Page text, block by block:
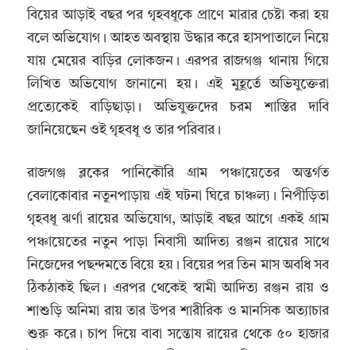
বিয়ের আড়াই বছর পর গৃহবধূকে প্রাণে মারার চেষ্টা করা হয়
বলে অভিযোগ। আহত অবস্থায় উদ্ধার করে হাসপাতালে নিয়ে
যায় মেয়ের বাড়ির লোকজন। এরপর রাজগঞ্জ থানায় গিয়ে
লিখিত অভিযোগ জানানো হয়। এই মুহূর্তে অভিযুক্তেরা
প্রত্যেকেই বাড়িছাড়া। অভিযুক্তদের চরম শাস্তির দাবি
জানিয়েছেন ওই গৃহবধূ ও তার পরিবার।
রাজগঞ্জ ব্লকের পানিকৌরি গ্রাম পঞ্চায়েতের অন্তর্গত
বেলাকোবার নতুনপাড়ায় এই ঘটনা ঘিরে চাঞ্চল্য। নিপীড়িতা
গৃহবধূ ঝর্ণা রায়ের অভিযোগ, আড়াই বছর আগে একই গ্রাম
পঞ্চায়েতের নতুন পাড়া নিবাসী আদিত্য রঞ্জন রায়ের সাথে
নিজেদের পছন্দমতে বিয়ে হয়। বিয়ের পর তিন মাস অবধি সব
ঠিকঠাকই ছিল। এরপর থেকেই স্বামী আদিত্য রঞ্জন রায় ও
শাশুড়ি অনিমা রায় তার উপর শারীরিক ও মানসিক অত্যাচার
শুরু করে। চাপ দিয়ে বাবা সন্তোষ রায়ের থেকে ৫০ হাজার